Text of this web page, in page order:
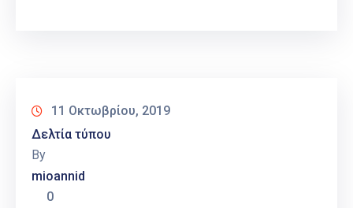
11 Οκτωβρίου, 2019
Δελτία τύπου
By
mioannid
0